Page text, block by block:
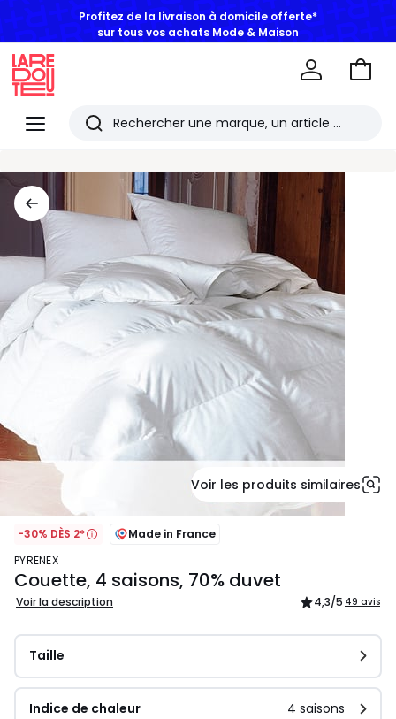
Profitez de la livraison à domicile offerte*
sur tous vos achats Mode & Maison
Menu
Redoute
Rechercher
derniers
articles
consultés
Aller
Voir les produits similaires
-30% DÈS 2*
Made in France
PYRENEX
Couette, 4 saisons, 70% duvet
Voir la description 4,3/5 49 avis
Taille
Indice de chaleur 4 saisons